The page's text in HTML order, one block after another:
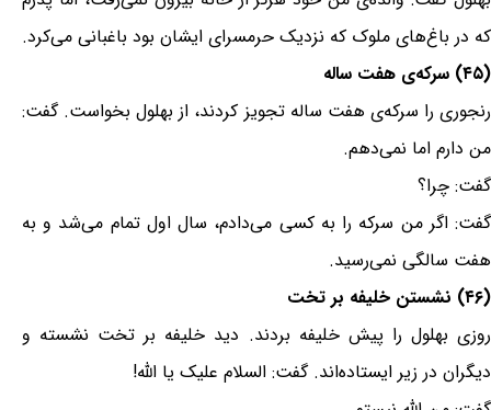
که در باغ‌های ملوک که نزدیک حرمسرای ایشان بود باغبانی می‌کرد.
(۴۵) سرکه‌ی هفت ساله
رنجوری را سرکه‌ی هفت ساله تجویز کردند، از بهلول بخواست. گفت:
من دارم اما نمی‌دهم.
گفت: چرا؟
گفت: اگر من سرکه را به کسی می‌دادم، سال اول تمام می‌شد و به
هفت سالگی نمی‌رسید.
(۴۶) نشستن خلیفه بر تخت
روزی بهلول را پیش خلیفه بردند. دید خلیفه بر تخت نشسته و
دیگران در زیر ایستاده‌اند. گفت: السلام علیک یا الله!